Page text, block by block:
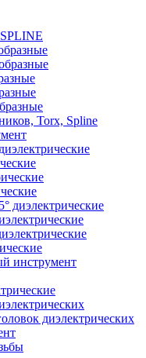
Torx, Spline
диэлектрические
инструмент
диэлектрических